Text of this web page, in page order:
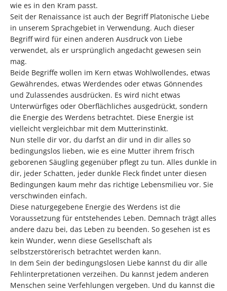
wie es in den Kram passt.
Seit der Renaissance ist auch der Begriff Platonische Liebe
in unserem Sprachgebiet in Verwendung. Auch dieser
Begriff wird für einen anderen Ausdruck von Liebe
verwendet, als er ursprünglich angedacht gewesen sein
mag.
Beide Begriffe wollen im Kern etwas Wohlwollendes, etwas
Gewährendes, etwas Werdendes oder etwas Gönnendes
und Zulassendes ausdrücken. Es wird nicht etwas
Unterwürfiges oder Oberflächliches ausgedrückt, sondern
die Energie des Werdens betrachtet. Diese Energie ist
vielleicht vergleichbar mit dem Mutterinstinkt.
Nun stelle dir vor, du darfst an dir und in dir alles so
bedingungslos lieben, wie es eine Mutter ihrem frisch
geborenen Säugling gegenüber pflegt zu tun. Alles dunkle in
dir, jeder Schatten, jeder dunkle Fleck findet unter diesen
Bedingungen kaum mehr das richtige Lebensmilieu vor. Sie
verschwinden einfach.
Diese naturgegebene Energie des Werdens ist die
Voraussetzung für entstehendes Leben. Demnach trägt alles
andere dazu bei, das Leben zu beenden. So gesehen ist es
kein Wunder, wenn diese Gesellschaft als
selbstzerstörerisch betrachtet werden kann.
In dem Sein der bedingungslosen Liebe kannst du dir alle
Fehlinterpretationen verzeihen. Du kannst jedem anderen
Menschen seine Verfehlungen vergeben. Und du kannst die